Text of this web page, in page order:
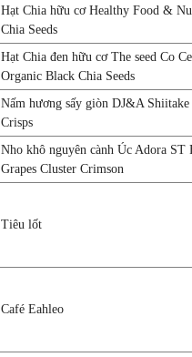
Hạt Chia hữu cơ Healthy Food &
Chia Seeds
Hạt Chia đen hữu cơ The seed Co
Organic Black Chia Seeds
Nấm hương sấy giòn DJ&A
Crisps
Nho khô nguyên cành Úc Adora ST
Grapes Cluster Crimson
Tiêu lốt
Café Eahleo